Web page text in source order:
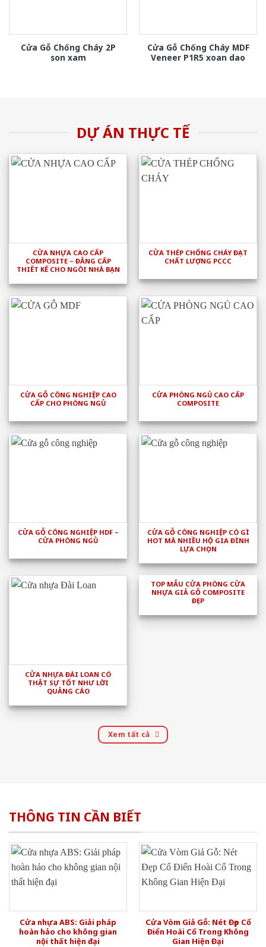
Cửa Gỗ Chống Cháy 2P
son xam
Cửa Gỗ Chống Cháy MDF
Veneer P1R5 xoan dao
DỰ ÁN THỰC TẾ
CỬA NHỰA CAO CẤP
COMPOSITE – ĐẲNG CẤP
THIẾT KẾ CHO NGÔI NHÀ BẠN
CỬA THÉP CHỐNG CHÁY ĐẠT
CHẤT LƯỢNG PCCC
CỬA GỖ CÔNG NGHIỆP CAO
CẤP CHO PHÒNG NGỦ
CỬA PHÒNG NGỦ CAO CẤP
COMPOSITE
CỬA GỖ CÔNG NGHIỆP HDF –
CỬA PHÒNG NGỦ
CỬA GỖ CÔNG NGHIỆP CÓ GÌ
HOT MÀ NHIỀU HỘ GIA ĐÌNH
LỰA CHỌN
CỬA NHỰA ĐÀI LOAN CÓ
THẬT SỰ TỐT NHƯ LỜI
QUẢNG CÁO
TOP MẪU CỬA PHÒNG CỬA
NHỰA GIẢ GỖ COMPOSITE
ĐẸP
Xem tất cả
THÔNG TIN CẦN BIẾT
Cửa nhựa ABS: Giải pháp
hoàn hảo cho không gian
nội thất hiện đại
Cửa Vòm Giả Gỗ: Nét Đẹp Cổ
Điển Hoài Cổ Trong Không
Gian Hiện Đại